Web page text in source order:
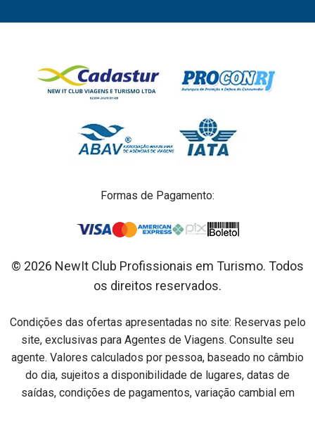
Formas de Pagamento:
© 2026 NewIt Club Profissionais em Turismo. Todos
os direitos reservados.
Condições das ofertas apresentadas no site: Reservas pelo
site, exclusivas para Agentes de Viagens. Consulte seu
agente. Valores calculados por pessoa, baseado no câmbio
do dia, sujeitos a disponibilidade de lugares, datas de
saídas, condições de pagamentos, variação cambial em